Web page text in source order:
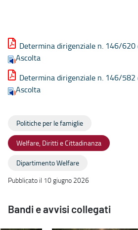
Determina dirigenziale n. 146/620
Ascolta
Determina dirigenziale n. 146/582
Ascolta
Politiche per le famiglie
Welfare, Diritti e Cittadinanza
Dipartimento Welfare
Pubblicato il 10 giugno 2026
Bandi e avvisi collegati